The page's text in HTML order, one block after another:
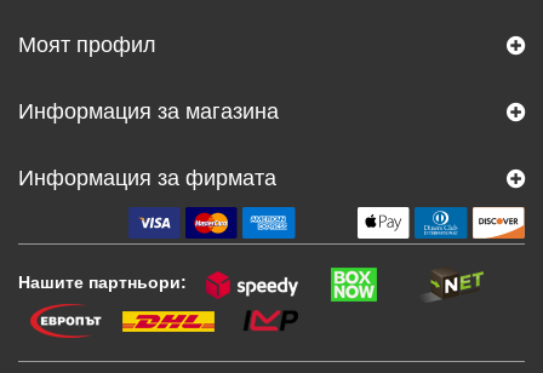
Моят профил
Информация за магазина
Информация за фирмата
Нашите партньори: